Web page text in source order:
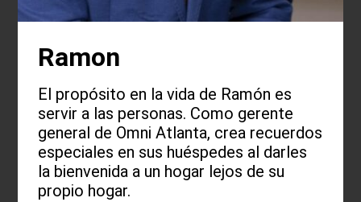
Ramon
El propósito en la vida de Ramón es
servir a las personas. Como gerente
general de Omni Atlanta, crea recuerdos
especiales en sus huéspedes al darles
la bienvenida a un hogar lejos de su
propio hogar.